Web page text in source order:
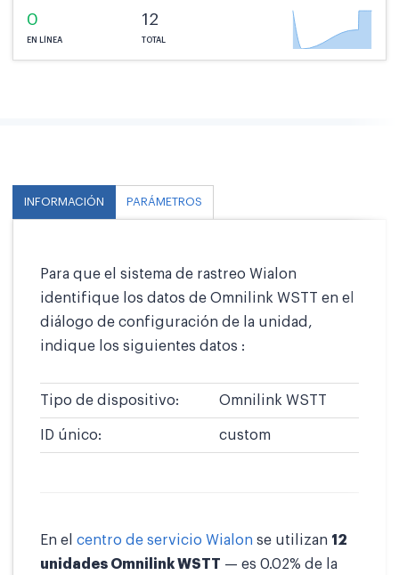
0
EN LÍNEA
12
TOTAL
INFORMACIÓN PARÁMETROS
Para que el sistema de rastreo Wialon
identifique los datos de Omnilink WSTT en el
diálogo de configuración de la unidad,
indique los siguientes datos :
Tipo de dispositivo: Omnilink WSTT
ID único: custom
En el centro de servicio Wialon se utilizan 12
unidades Omnilink WSTT — es 0.02% de la